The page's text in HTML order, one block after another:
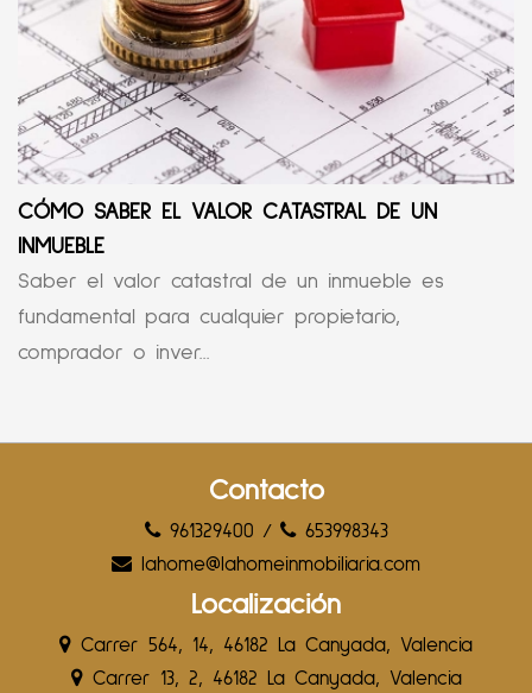
CÓMO SABER EL VALOR CATASTRAL DE UN
INMUEBLE
Saber el valor catastral de un inmueble es
fundamental para cualquier propietario,
comprador o inver...
Contacto
961329400 /
653998343
lahome@lahomeinmobiliaria.com
Localización
Carrer 564, 14, 46182 La Canyada, Valencia
Carrer 13, 2, 46182 La Canyada, Valencia